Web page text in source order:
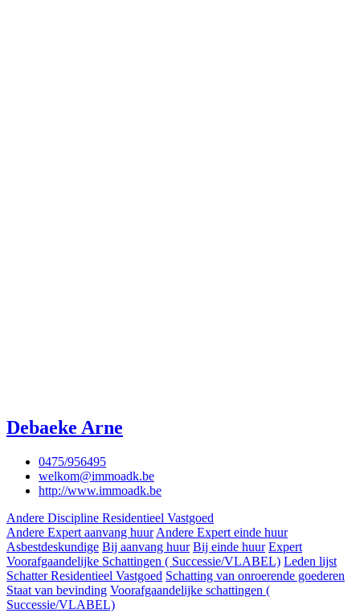
Debaeke Arne
0475/956495
welkom@immoadk.be
http://www.immoadk.be
Andere Discipline Residentieel Vastgoed
Andere Expert aanvang huur Andere Expert einde huur
Asbestdeskundige Bij aanvang huur Bij einde huur Expert
Voorafgaandelijke Schattingen ( Successie/VLABEL) Leden lijst
Schatter Residentieel Vastgoed Schatting van onroerende goederen
Staat van bevinding Voorafgaandelijke schattingen (
Successie/VLABEL)